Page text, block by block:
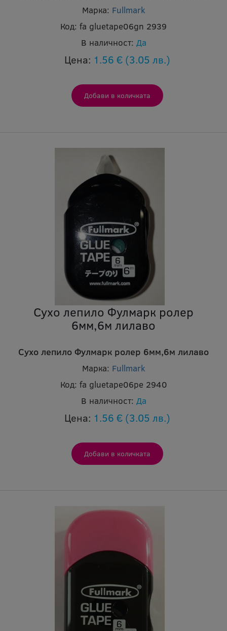
Марка: Fullmark
Код: fa gluetape06gn 2939
В наличност: Да
Цена: 1.56 € (3.05 лв.)
Сухо лепило Фулмарк ролер
6мм,6м лилаво
Сухо лепило Фулмарк ролер 6мм,6м лилаво
Марка: Fullmark
Код: fa gluetape06pe 2940
В наличност: Да
Цена: 1.56 € (3.05 лв.)